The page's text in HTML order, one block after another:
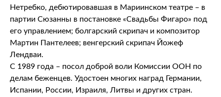
Нетребко, дебютировавшая в Мариинском театре – в
партии Сюзанны в постановке «Свадьбы Фигаро» под
его управлением; болгарский скрипач и композитор
Мартин Пантелеев; венгерский скрипач Йожеф
Лендваи.
С 1989 года – посол доброй воли Комиссии ООН по
делам беженцев. Удостоен многих наград Германии,
Испании, России, Израиля, Литвы и других стран.